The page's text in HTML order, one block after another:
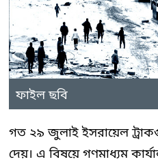
ফাইল ছবি
গত ২৯ জুলাই ইসরায়েল
দেয়। এ বিষয়ে গণমাধ্যম